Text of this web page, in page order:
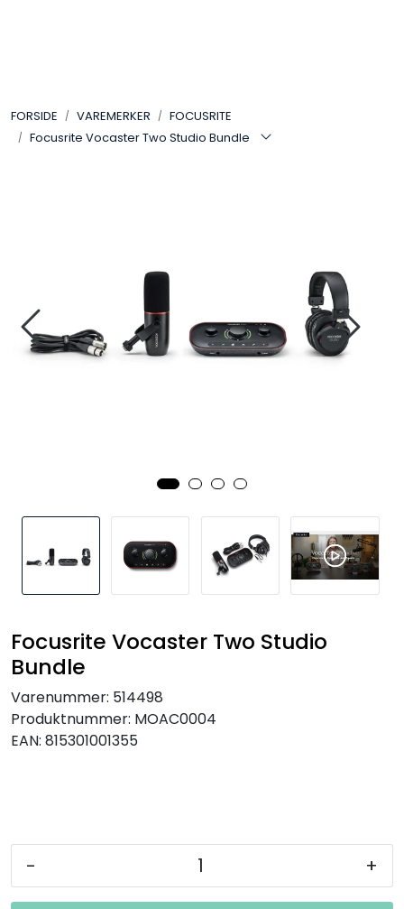
FORSIDE VAREMERKER
FOCUSRITE
Focusrite Vocaster Two Studio Bundle
Focusrite Vocaster Two Studio
Bundle
Varenummer: 514498
Produktnummer: MOAC0004
EAN: 815301001355
- +
LYD
AKTUELT